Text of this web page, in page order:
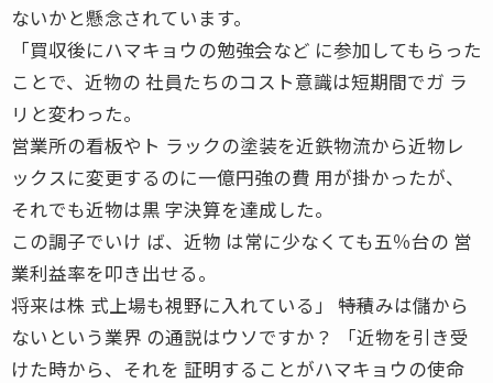
ないかと懸念されています。
「買収後にハマキョウの勉強会など に参加してもらった
ことで、近物の 社員たちのコスト意識は短期間でガ ラ
リと変わった。
営業所の看板やト ラックの塗装を近鉄物流から近物レ
ックスに変更するのに一億円強の費 用が掛かったが、
それでも近物は黒 字決算を達成した。
この調子でいけ ば、近物 は常に少なくても五％台の 営
業利益率を叩き出せる。
将来は株 式上場も視野に入れている」 ――特積みは儲から
ないという業界 の通説はウソですか？ 「近物を引き受
けた時から、それを 証明することがハマキョウの使命